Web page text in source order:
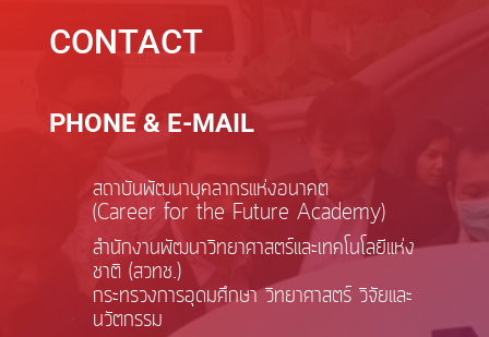
CONTACT
PHONE & E-MAIL
สถาบันพัฒนาบุคลากรแห่งอนาคต
(Career for the Future Academy)
สำนักงานพัฒนาวิทยาศาสตร์และเทคโนโลยีแห่ง
ชาติ (สวทช.)
กระทรวงการอุดมศึกษา วิทยาศาสตร์ วิจัยและ
นวัตกรรม